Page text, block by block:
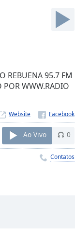
REBUENA 95.7 FM
POR WWW.RADIO
Website
Ao Vivo 0
Contatos